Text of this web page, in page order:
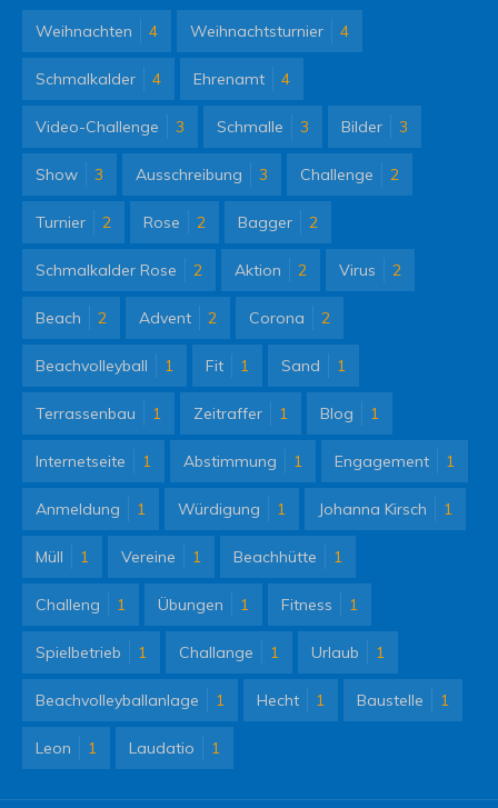
Weihnachten 4 Weihnachtsturnier 4
Schmalkalder 4 Ehrenamt 4
Video-Challenge 3 Schmalle 3 Bilder 3
Show 3 Ausschreibung 3 Challenge 2
Turnier 2 Rose 2 Bagger 2
Schmalkalder Rose 2 Aktion 2 Virus 2
Beach 2 Advent 2 Corona 2
Beachvolleyball 1 Fit 1 Sand 1
Terrassenbau 1 Zeitraffer 1 Blog 1
Internetseite 1 Abstimmung 1 Engagement 1
Anmeldung 1 Würdigung 1 Johanna Kirsch 1
Müll 1 Vereine 1 Beachhütte 1
Challeng 1 Übungen 1 Fitness 1
Spielbetrieb 1 Challange 1 Urlaub 1
Beachvolleyballanlage 1 Hecht 1 Baustelle 1
Leon 1 Laudatio 1